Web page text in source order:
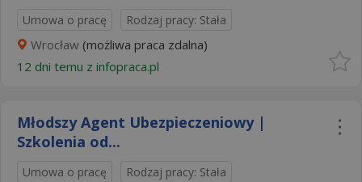
Umowa o pracę Rodzaj pracy: Stała
Wrocław (możliwa praca zdalna)
12 dni temu z infopraca.pl
Młodszy Agent Ubezpieczeniowy |
Szkolenia od...
Umowa o pracę Rodzaj pracy: Stała